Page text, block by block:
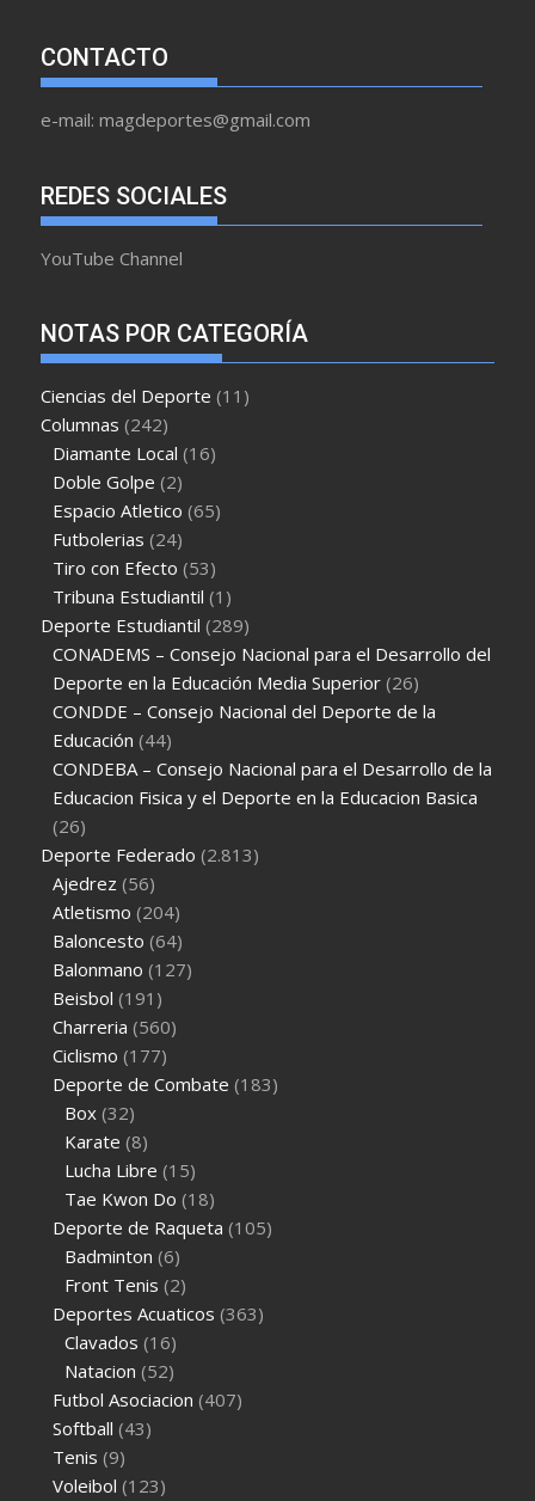
CONTACTO
e-mail: magdeportes@gmail.com
REDES SOCIALES
YouTube Channel
NOTAS POR CATEGORÍA
Ciencias del Deporte (11)
Columnas (242)
Diamante Local (16)
Doble Golpe (2)
Espacio Atletico (65)
Futbolerias (24)
Tiro con Efecto (53)
Tribuna Estudiantil (1)
Deporte Estudiantil (289)
CONADEMS – Consejo Nacional para el Desarrollo del
Deporte en la Educación Media Superior (26)
CONDDE – Consejo Nacional del Deporte de la
Educación (44)
CONDEBA – Consejo Nacional para el Desarrollo de la
Educacion Fisica y el Deporte en la Educacion Basica
(26)
Deporte Federado (2.813)
Ajedrez (56)
Atletismo (204)
Baloncesto (64)
Balonmano (127)
Beisbol (191)
Charreria (560)
Ciclismo (177)
Deporte de Combate (183)
Box (32)
Karate (8)
Lucha Libre (15)
Tae Kwon Do (18)
Deporte de Raqueta (105)
Badminton (6)
Front Tenis (2)
Deportes Acuaticos (363)
Clavados (16)
Natacion (52)
Futbol Asociacion (407)
Softball (43)
Tenis (9)
Voleibol (123)